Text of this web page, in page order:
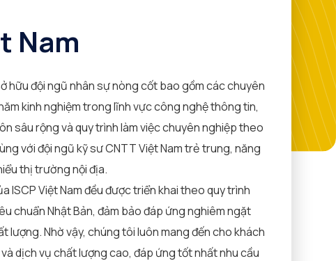
Nam
hữu đội ngũ nhân sự nòng cốt bao gồm các chuyên
kinh nghiệm trong lĩnh vực công nghệ thông tin,
sâu rộng và quy trình làm việc chuyên nghiệp theo
với đội ngũ kỹ sư CNTT Việt Nam trẻ trung, năng
thị trường nội địa.
ISCP Việt Nam đều được triển khai theo quy trình
chuẩn Nhật Bản, đảm bảo đáp ứng nghiêm ngặt
lượng. Nhờ vậy, chúng tôi luôn mang đến cho khách
dịch vụ chất lượng cao, đáp ứng tốt nhất nhu cầu